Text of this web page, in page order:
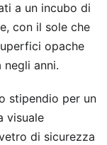
a un incubo di
con il sole che
opache
anni.
stipendio per un
visuale
di sicurezza